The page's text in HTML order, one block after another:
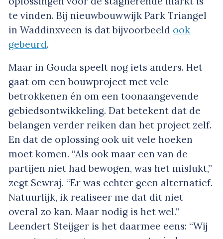
te vinden. Bij nieuwbouwwijk Park Triangel
in Waddinxveen is dat bijvoorbeeld ook
gebeurd.
Maar in Gouda speelt nog iets anders. Het
gaat om een bouwproject met vele
betrokkenen én om een toonaangevende
gebiedsontwikkeling. Dat betekent dat de
belangen verder reiken dan het project zelf.
En dat de oplossing ook uit vele hoeken
moet komen. “Als ook maar een van de
partijen niet had bewogen, was het mislukt,”
zegt Sewraj. “Er was echter geen alternatief.
Natuurlijk, ik realiseer me dat dit niet
overal zo kan. Maar nodig is het wel.”
Leendert Steijger is het daarmee eens: “Wij